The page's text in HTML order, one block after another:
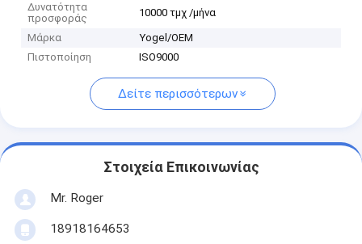
Δυνατότητα
προσφοράς
10000 τμχ /μήνα
Μάρκα
Yogel/OEM
Πιστοποίηση
ISO9000
Δείτε περισσότερων
Στοιχεία Επικοινωνίας
Mr. Roger
18918164653